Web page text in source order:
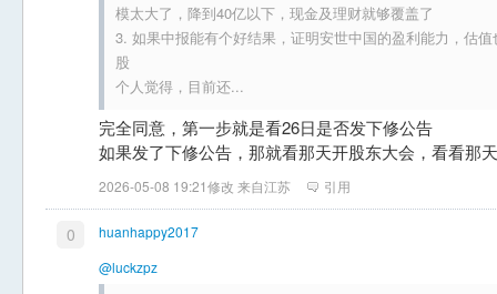
模太大了，降到40亿以下，现金及理财就够覆盖了
3. 如果中报能有个好结果，证明安世中国的盈利能力，估
股
个人觉得，目前还...
完全同意，第一步就是看26日是否发下修公告
如果发了下修公告，那就看那天开股东大会，看看那
2026-05-08 19:21修改 来自江苏 引用
0
huanhappy2017
@luckzpz